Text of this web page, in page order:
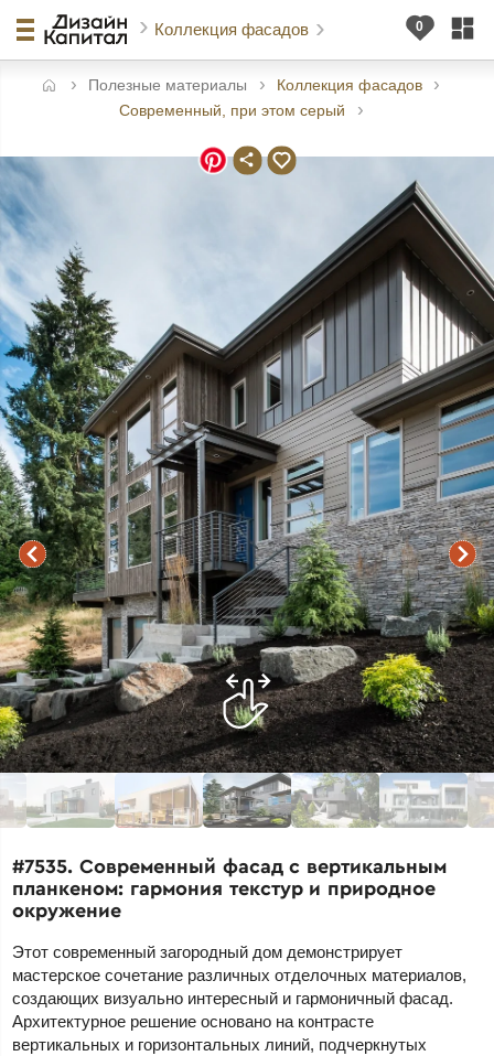
Коллекция фасадов
Полезные материалы
Коллекция фасадов
Современный, при этом серый
#7535. Современный фасад с вертикальным
планкеном: гармония текстур и природное
окружение
Этот современный загородный дом демонстрирует
мастерское сочетание различных отделочных материалов,
создающих визуально интересный и гармоничный фасад.
Архитектурное решение основано на контрасте
вертикальных и горизонтальных линий, подчеркнутых